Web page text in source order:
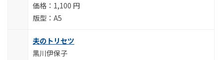
1,100 円
A5
夫のトリセツ
黒川伊保子